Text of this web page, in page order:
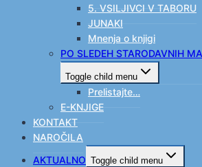
5. VSILJIVCI V TABORU
JUNAKI
Mnenja o knjigi
PO SLEDEH STARODAVNIH
Toggle child menu
Prelistajte…
E-KNJIGE
KONTAKT
NAROČILA
AKTUALNO Toggle child menu